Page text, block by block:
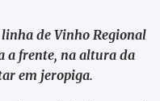
de Vinho Regional
a frente, na altura da
em jeropiga.